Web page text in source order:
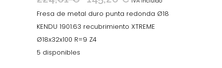
precio
original
era:
precio
actual
Fresa de metal duro punta redonda Ø18
KENDU 1901.63 recubrimiento XTREME
Ø18x32x100 R=9 Z4
5 disponibles